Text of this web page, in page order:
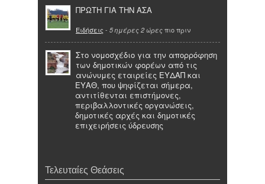
ΠΡΩΤΗ ΓΙΑ ΤΗΝ ΑΣΑ
Ειδήσεις - 5 ημέρες 2 ώρες πιο πριν
Στο νομοσχέδιο για την απορρόφηση
των δημοτικών φορέων από τις
ανώνυμες εταιρείες ΕΥΔΑΠ και
ΕΥΑΘ, που ψηφίζεται σήμερα,
αντιτίθενται επιστήμονες,
περιβαλλοντικές οργανώσεις,
δημοτικές αρχές και δημοτικές
επιχειρήσεις ύδρευσης
Τελευταίες Θεάσεις